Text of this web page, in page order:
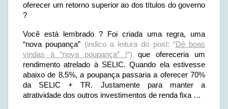
oferecer um retorno superior ao dos títulos do governo
?
Você está lembrado ? Foi criada uma regra, uma
“nova poupança” (indico a leitura do post: “Dê boas
vindas à “nova poupança” !“) que ofereceria um
rendimento atrelado à SELIC. Quando ela estivesse
abaixo de 8,5%, a poupança passaria a oferecer 70%
da SELIC + TR. Justamente para manter a
atratividade dos outros investimentos de renda fixa …